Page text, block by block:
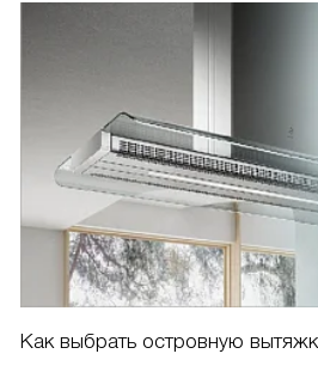
Как выбрать островную